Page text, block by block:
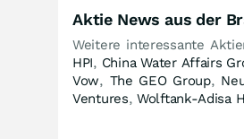
Aktie News aus der
Weitere interessante
HPI, China Water Affairs
Vow, The GEO Group,
Ventures,Wolftank-Adisa